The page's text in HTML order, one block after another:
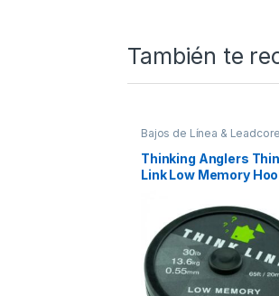
También te
Bajos de Línea & Leadcore
Material Montajes
Thinking Anglers
Link Low Memory